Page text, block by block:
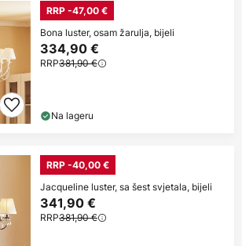
RRP -47,00 €
Bona luster, osam žarulja, bijeli
334,90 €
RRP381,90 €
Na lageru
RRP -40,00 €
Jacqueline luster, sa šest svjetala, bijeli
341,90 €
RRP381,90 €